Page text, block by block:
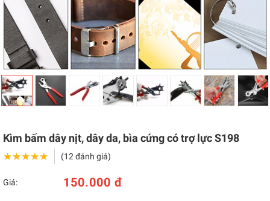
Kìm bấm dây nịt, dây da, bìa cứng có trợ lực S198
★★★★★
★★★★★ (12 đánh giá)
Giá: 150.000 đ